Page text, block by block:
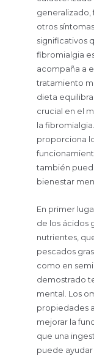
generalizado,
otros
significativos
fibromialgia
acompaña a
tratamiento
dieta
crucial en el
la
proporciona
también
bienestar
En primer
de los ácidos
nutrientes,
pescados
como en
demostrado
mental. Los
propiedades
mejorar la
que una
puede